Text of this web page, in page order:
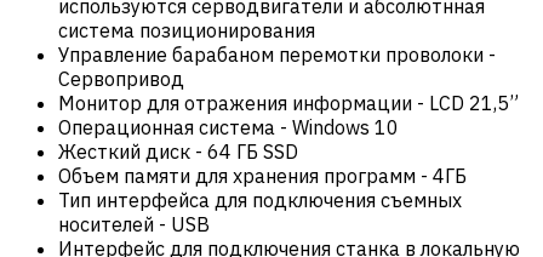
используются серводвигатели и абсолютнная
система позиционирования
Управление барабаном перемотки проволоки -
Сервопривод
Монитор для отражения информации - LCD 21,5”
Операционная система - Windows 10
Жесткий диск - 64 ГБ SSD
Объем памяти для хранения программ - 4ГБ
Тип интерфейса для подключения съемных
носителей - USB
Интерфейс для подключения станка в локальную